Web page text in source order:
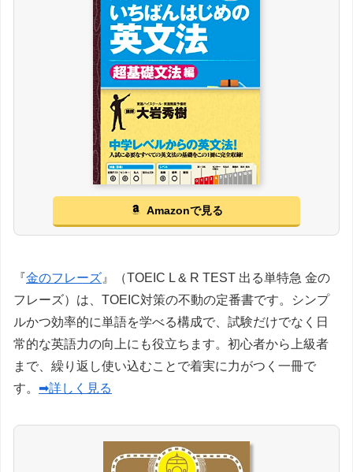
Amazonで見る
『金のフレーズ 』（TOEIC L & R TEST 出る単特急 金の
フレーズ）は、TOEIC対策の不動の定番書です。シンプ
ルかつ効率的に単語を学べる構成で、試験だけでなく日
常的な英語力の向上にも役立ちます。初心者から上級者
まで、繰り返し使い込むことで着実に力がつく一冊で
す。 ➡詳しく見る